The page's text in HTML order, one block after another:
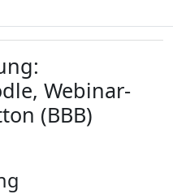
Webinar-
(BBB)